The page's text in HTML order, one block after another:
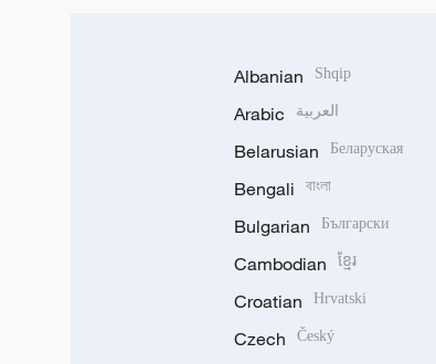
Albanian Shqip
Arabic العربية
Belarusian Беларуская
Bengali বাংলা
Bulgarian Български
Cambodian ខ្មែរ
Croatian Hrvatski
Czech Český